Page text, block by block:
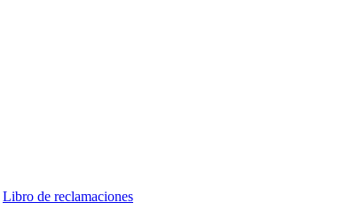
Libro de reclamaciones